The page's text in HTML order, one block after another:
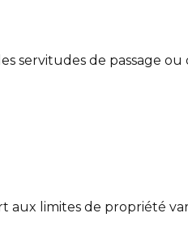
servitudes de passage ou
aux limites de propriété